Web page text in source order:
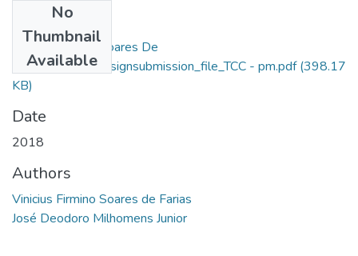
No
Thumbnail
Available
Vinicius Firmino Soares De
Farias_14058_assignsubmission_file_TCC - pm.pdf(398.17
KB)
Date
2018
Authors
Vinicius Firmino Soares de Farias
José Deodoro Milhomens Junior